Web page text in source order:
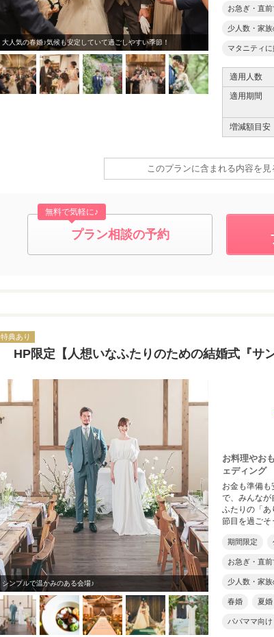
大人気の春婚♪気候も安定していて過ごしやすい季節！
お急ぎ・直
少人数・家
マタニティ
適用人数
適用期間
増減額目安
このプランに含まれる内容を見
無料で気軽に♪
プラン相談の予約
特典あり
HP限定【人想いなふたりのための結婚式『サ
シンプルで温かみのある会場♪ こだわりの料理で
お料理やお
ェディング
お金も準備
で、みんなが
ふたりの「あ
節目を過ごそ
期間限定
お急ぎ・直
少人数・家
春婚 夏婚
パパママ向け